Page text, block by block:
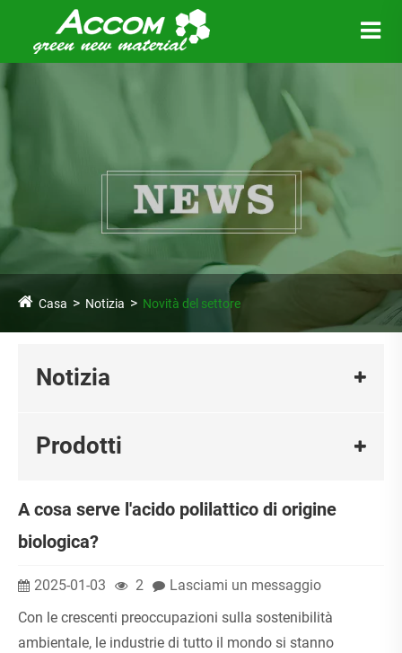
Casa Notizia Novità del settore
Notizia
Prodotti
A cosa serve l'acido polilattico di origine
biologica?
2025-01-03 2
Lasciami un messaggio
Con le crescenti preoccupazioni sulla sostenibilità
ambientale, le industrie di tutto il mondo si stanno